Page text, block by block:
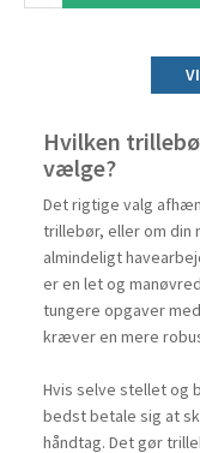
Hvilken
vælge?
Det rigtige valg
trillebør, eller om din
almindeligt
er en let og
tungere opgaver
kræver en mere
Hvis selve stellet og
bedst betale sig at
håndtag. Det gør